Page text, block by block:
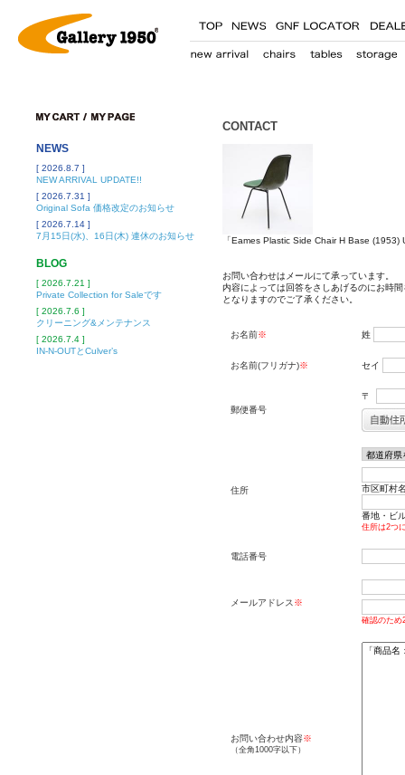
NEWS
[ 2026.8.7 ]
NEW ARRIVAL UPDATE!!
[ 2026.7.31 ]
Original Sofa 価格改定のお知らせ
[ 2026.7.14 ]
7月15日(水)、16日(木) 連休のお知らせ
BLOG
[ 2026.7.21 ]
Private Collection for Saleです
[ 2026.7.6 ]
クリーニング&メンテナンス
[ 2026.7.4 ]
IN-N-OUTとCulver’s
CONTACT
「Eames Plastic Side Chair H Base (1953)
お問い合わせはメールにて承っています。
内容によっては回答をさしあげるのにお時
となりますのでご了承ください。
お名前※ 姓
お名前(フリガナ)※ セイ
郵便番号
〒
住所 市区町村
番地・ビ
住所は2つ
電話番号
メールアドレス ※
確認のため
お問い合わせ内容※
（全角1000字以下）